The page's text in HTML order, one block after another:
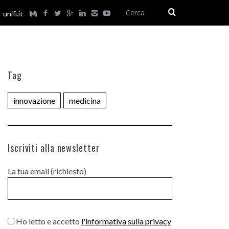
unifi.it
Tag
innovazione medicina
Iscriviti alla newsletter
La tua email (richiesto)
Ho letto e accetto l'informativa sulla privacy